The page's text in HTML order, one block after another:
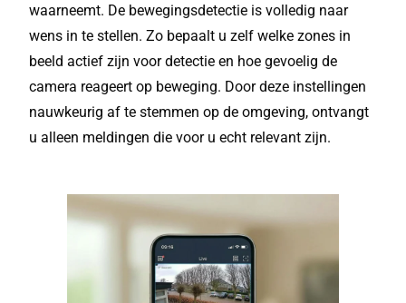
waarneemt. De bewegingsdetectie is volledig naar
wens in te stellen. Zo bepaalt u zelf welke zones in
beeld actief zijn voor detectie en hoe gevoelig de
camera reageert op beweging. Door deze instellingen
nauwkeurig af te stemmen op de omgeving, ontvangt
u alleen meldingen die voor u echt relevant zijn.